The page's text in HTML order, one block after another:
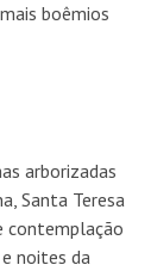
boêmios
arborizadas
Santa Teresa
contemplação
noites da